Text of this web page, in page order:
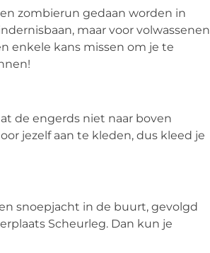
zombierun gedaan worden in
maar voor volwassenen
enkele kans missen om je te
de engerds niet naar boven
jezelf aan te kleden, dus kleed je
snoepjacht in de buurt, gevolgd
Scheurleg. Dan kun je